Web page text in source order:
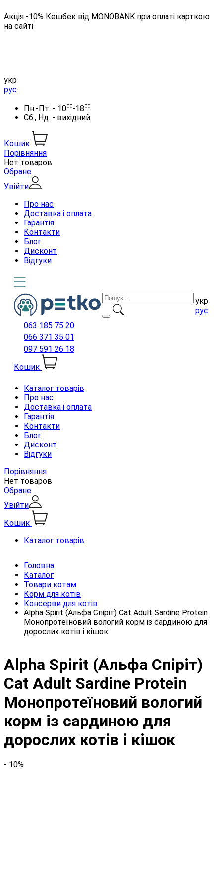
Акція -10% Кешбек від MONOBANK при оплаті карткою
на сайті
укр
рус
Пн.-Пт. - 1000-1800
Сб., Нд. - вихідний
Кошик
Порівняння
Нет товаров
Обране
Увійти
Про нас
Доставка і оплата
Гарантія
Контакти
Блог
Дисконт
Відгуки
укр
рус
063 185 75 20
066 371 35 01
097 591 26 18
Кошик
Каталог товарів
Про нас
Доставка і оплата
Гарантія
Контакти
Блог
Дисконт
Відгуки
Порівняння
Нет товаров
Обране
Увійти
Кошик
Каталог товарів
Головна
Каталог
Товари котам
Корм для котів
Консерви для котів
Alpha Spirit (Альфа Спіріт) Cat Adult Sardine Protein
Монопротеїновий вологий корм із сардиною для
дорослих котів і кішок
Alpha Spirit (Альфа Спіріт)
Cat Adult Sardine Protein
Монопротеїновий вологий
корм із сардиною для
дорослих котів і кішок
- 10%